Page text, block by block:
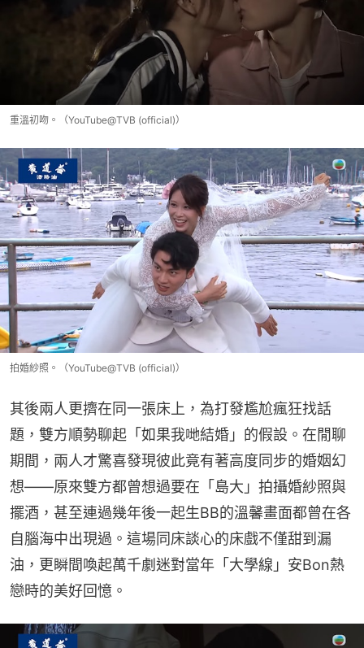
重溫初吻。（YouTube@TVB (official)）
拍婚紗照。（YouTube@TVB (official)）
其後兩人更擠在同一張床上，為打發尷尬瘋狂找話
題，雙方順勢聊起「如果我哋結婚」的假設。在閒聊
期間，兩人才驚喜發現彼此竟有著高度同步的婚姻幻
想——原來雙方都曾想過要在「島大」拍攝婚紗照與
擺酒，甚至連過幾年後一起生BB的溫馨畫面都曾在各
自腦海中出現過。這場同床談心的床戲不僅甜到漏
油，更瞬間喚起萬千劇迷對當年「大學線」安Bon熱
戀時的美好回憶。